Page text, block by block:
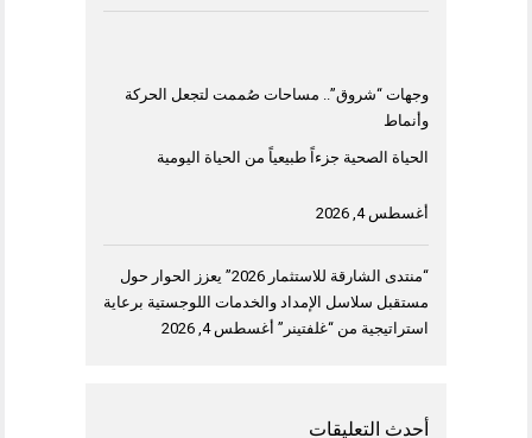
وجهات “شروق”.. مساحات صُممت لتجعل الحركة
وأنماط
الحياة الصحية جزءاً طبيعياً من الحياة اليومية
أغسطس 4, 2026
“منتدى الشارقة للاستثمار 2026” يعزز الحوار حول
مستقبل سلاسل الإمداد والخدمات اللوجستية برعاية
استراتيجية من “غلفتينر” أغسطس 4, 2026
أحدث التعليقات